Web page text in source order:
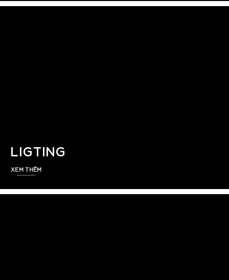
LIGTING
XEM THÊM